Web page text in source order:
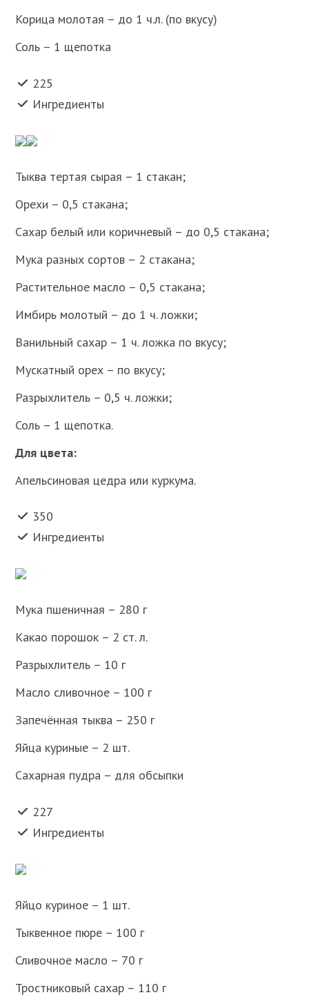
Корица молотая – до 1 ч.л. (по вкусу)
Соль – 1 щепотка
225
Ингредиенты
Тыква тертая сырая – 1 стакан;
Орехи – 0,5 стакана;
Сахар белый или коричневый – до 0,5 стакана;
Мука разных сортов – 2 стакана;
Растительное масло – 0,5 стакана;
Имбирь молотый – до 1 ч. ложки;
Ванильный сахар – 1 ч. ложка по вкусу;
Мускатный орех – по вкусу;
Разрыхлитель – 0,5 ч. ложки;
Соль – 1 щепотка.
Для цвета:
Апельсиновая цедра или куркума.
350
Ингредиенты
Мука пшеничная – 280 г
Какао порошок – 2 ст. л.
Разрыхлитель – 10 г
Масло сливочное – 100 г
Запечённая тыква – 250 г
Яйца куриные – 2 шт.
Сахарная пудра – для обсыпки
227
Ингредиенты
Яйцо куриное – 1 шт.
Тыквенное пюре – 100 г
Сливочное масло – 70 г
Тростниковый сахар – 110 г